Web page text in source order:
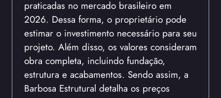
praticadas no mercado brasileiro em
2026. Dessa forma, o proprietário pode
estimar o investimento necessário para seu
projeto. Além disso, os valores consideram
obra completa, incluindo fundação,
estrutura e acabamentos. Sendo assim, a
Barbosa Estrutural detalha os preços